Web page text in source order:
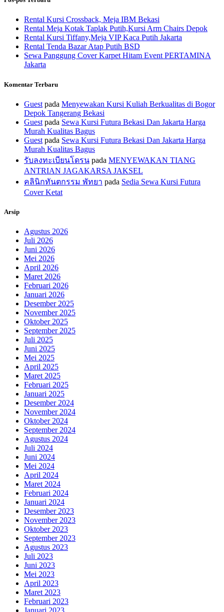
Rental Kursi Crossback, Meja IBM Bekasi
Rental Meja Kotak Taplak Putih,Kursi Arm Chairs Depok
Rental Kursi Tiffany,Meja VIP Kaca Putih Jakarta
Rental Tenda Bazar Atap Putih BSD
Sewa Panggung Cover Karpet Hitam Event PERTAMINA
Jakarta
Komentar Terbaru
Guest pada Menyewakan Kursi Kuliah Berkualitas di Bogor
Depok Tangerang Bekasi
Guest pada Sewa Kursi Futura Bekasi Dan Jakarta Harga
Murah Kualitas Bagus
Guest pada Sewa Kursi Futura Bekasi Dan Jakarta Harga
Murah Kualitas Bagus
รับลงทะเบียนโดรน pada MENYEWAKAN TIANG
ANTRIAN JAGAKARSA JAKSEL
คลินิกทันตกรรม พัทยา pada Sedia Sewa Kursi Futura
Cover Ketat
Arsip
Agustus 2026
Juli 2026
Juni 2026
Mei 2026
April 2026
Maret 2026
Februari 2026
Januari 2026
Desember 2025
November 2025
Oktober 2025
September 2025
Juli 2025
Juni 2025
Mei 2025
April 2025
Maret 2025
Februari 2025
Januari 2025
Desember 2024
November 2024
Oktober 2024
September 2024
Agustus 2024
Juli 2024
Juni 2024
Mei 2024
April 2024
Maret 2024
Februari 2024
Januari 2024
Desember 2023
November 2023
Oktober 2023
September 2023
Agustus 2023
Juli 2023
Juni 2023
Mei 2023
April 2023
Maret 2023
Februari 2023
Januari 2023